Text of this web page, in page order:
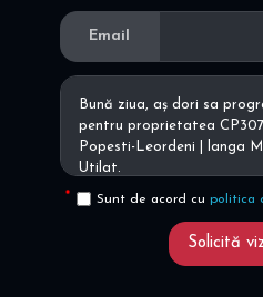
Email
Sunt de acord cu politica
Solicită